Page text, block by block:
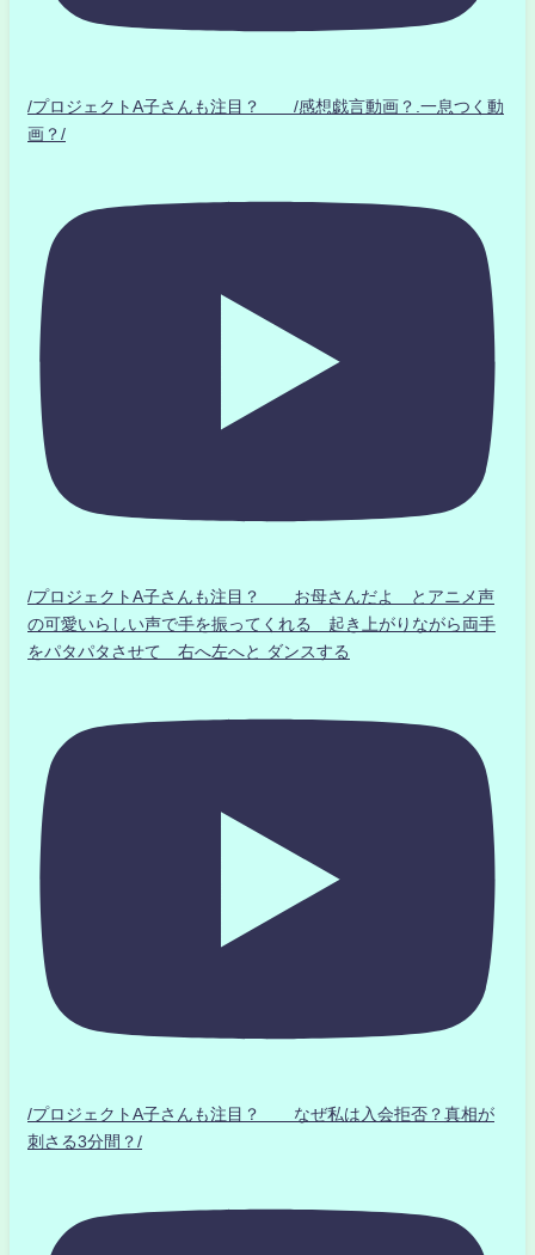
/プロジェクトA子さんも注目？ /感想戯言動画？.一息つく動
画？/
/プロジェクトA子さんも注目？ お母さんだよ とアニメ声
の可愛いらしい声で手を振ってくれる 起き上がりながら両手
をパタパタさせて 右へ左へと ダンスする
/プロジェクトA子さんも注目？ なぜ私は入会拒否？真相が
刺さる3分間？/